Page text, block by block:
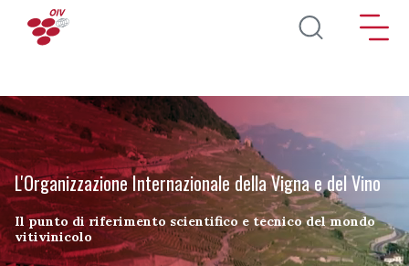
Salta al contenuto principale
L'Organizzazione Internazionale della Vigna e del Vino
Il punto di riferimento scientifico e tecnico del mondo
vitivinicolo